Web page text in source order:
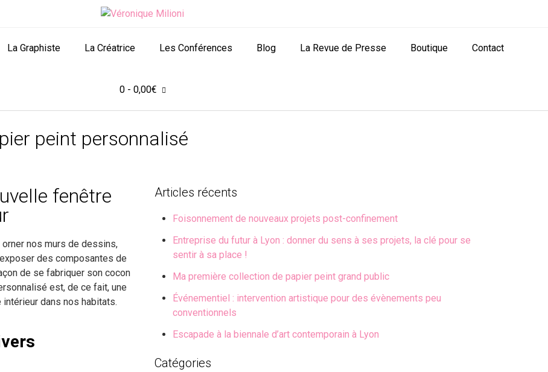
La Graphiste La Créatrice Les Conférences Blog La Revue de Presse Boutique Contact
0- 0,00€
peint personnalisé
fenêtre
orner nos murs de dessins,
des composantes de
de se fabriquer son cocon
est, de ce fait, une
dans nos habitats.
Articles récents
Foisonnement de nouveaux projets post-confinement
Entreprise du futur à Lyon : donner du sens à ses projets, la clé pour se
sentir à sa place !
Ma première collection de papier peint grand public
Événementiel : intervention artistique pour des évènements peu
conventionnels
Escapade à la biennale d’art contemporain à Lyon
Catégories